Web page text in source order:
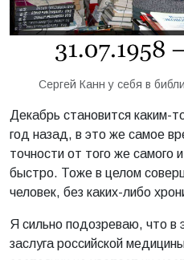
Сергей Канн у себя в
Декабрь становится каким-
год назад, в это же самое
точности от того же
быстро. Тоже в целом
человек, без каких-либо
Я сильно подозреваю, что в
заслуга российской